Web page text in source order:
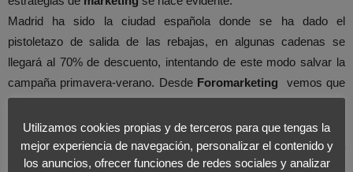
Madrid ha sido la ciudad española donde se ha dado el
pistoletazo de salida de las rebajas, en algunas cadenas se
llegará al 70% de descuento, intentando de este modo salvar la
campaña primavera-verano. Desde Foromarketing vemos que
si bien somos conscientes de los ciclos económicos del
mercado, y realizamos una planificación previa, seremos
capaces de solventar estas situaciones de recesión económica
de forma mucho más rápida y eficaz.
Utilizamos cookies propias y de terceros para que tengas la
mejor experiencia de navegación, personalizar el contenido y
los anuncios, ofrecer funciones de redes sociales y analizar